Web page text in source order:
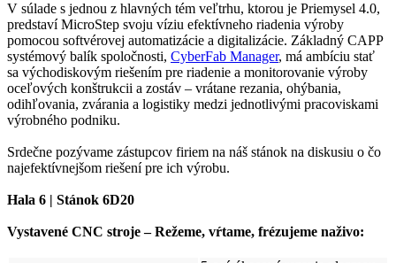
V súlade s jednou z hlavných tém veľtrhu, ktorou je Priemysel 4.0,
predstaví MicroStep svoju víziu efektívneho riadenia výroby
pomocou softvérovej automatizácie a digitalizácie. Základný CAPP
systémový balík spoločnosti, CyberFab Manager, má ambíciu stať
sa východiskovým riešením pre riadenie a monitorovanie výroby
oceľových konštrukcii a zostáv – vrátane rezania, ohýbania,
odihľovania, zvárania a logistiky medzi jednotlivými pracoviskami
výrobného podniku.
Srdečne pozývame zástupcov firiem na náš stánok na diskusiu o čo
najefektívnejšom riešení pre ich výrobu.
Hala 6 | Stánok 6D20
Vystavené CNC stroje – Režeme, vŕtame, frézujeme naživo: